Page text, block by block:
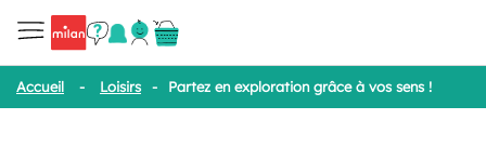
Accueil - Loisirs - Partez en exploration grâce à vos sens !